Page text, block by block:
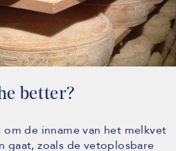
better?
om de inname van het melkvet
gaat, zoals de vetoplosbare